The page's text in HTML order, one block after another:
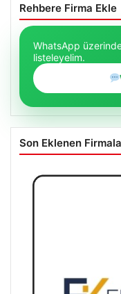
Rehbere Firma Ekle
WhatsApp
listeleyelim.
Son Eklenen